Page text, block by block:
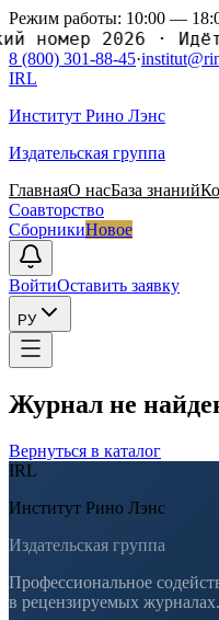
Режим работы: 10:00 —
2026· Идёт
8 (800) 301-88-45·
IRL
Институт Рино Лэнс
Издательская группа
ГлавнаяО насБаза знаний
Соавторство
СборникиНовое
ВойтиОставить заявку
РУ
Журнал не
Вернуться в каталог
IRL
Институт Рино Лэнс
Издательская группа
Профессиональное
в рецензируемых журналах.